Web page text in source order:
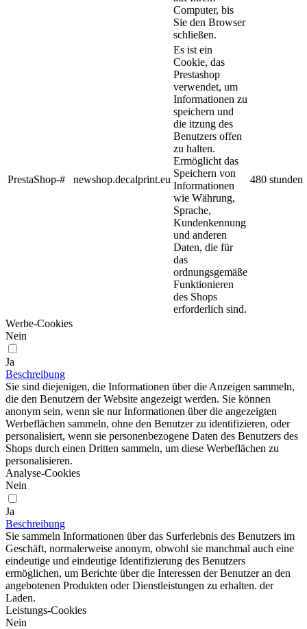
Computer, bis
Sie den Browser
schließen.
PrestaShop-# newshop.decalprint.eu
Es ist ein
Cookie, das
Prestashop
verwendet, um
Informationen zu
speichern und
die itzung des
Benutzers offen
zu halten.
Ermöglicht das
Speichern von
Informationen
wie Währung,
Sprache,
Kundenkennung
und anderen
Daten, die für
das
ordnungsgemäße
Funktionieren
des Shops
erforderlich sind.
480 stunden
Werbe-Cookies
Nein
Ja
Beschreibung
Sie sind diejenigen, die Informationen über die Anzeigen sammeln,
die den Benutzern der Website angezeigt werden. Sie können
anonym sein, wenn sie nur Informationen über die angezeigten
Werbeflächen sammeln, ohne den Benutzer zu identifizieren, oder
personalisiert, wenn sie personenbezogene Daten des Benutzers des
Shops durch einen Dritten sammeln, um diese Werbeflächen zu
personalisieren.
Analyse-Cookies
Nein
Ja
Beschreibung
Sie sammeln Informationen über das Surferlebnis des Benutzers im
Geschäft, normalerweise anonym, obwohl sie manchmal auch eine
eindeutige und eindeutige Identifizierung des Benutzers
ermöglichen, um Berichte über die Interessen der Benutzer an den
angebotenen Produkten oder Dienstleistungen zu erhalten. der
Laden.
Leistungs-Cookies
Nein